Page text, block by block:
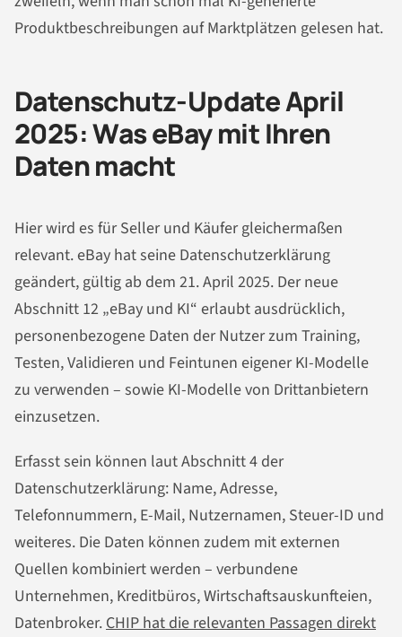
Produktbeschreibungen auf Marktplätzen gelesen hat.
Datenschutz-Update April
2025: Was eBay mit Ihren
Daten macht
Hier wird es für Seller und Käufer gleichermaßen
relevant. eBay hat seine Datenschutzerklärung
geändert, gültig ab dem 21. April 2025. Der neue
Abschnitt 12 „eBay und KI“ erlaubt ausdrücklich,
personenbezogene Daten der Nutzer zum Training,
Testen, Validieren und Feintunen eigener KI-Modelle
zu verwenden – sowie KI-Modelle von Drittanbietern
einzusetzen.
Erfasst sein können laut Abschnitt 4 der
Datenschutzerklärung: Name, Adresse,
Telefonnummern, E-Mail, Nutzernamen, Steuer-ID und
weiteres. Die Daten können zudem mit externen
Quellen kombiniert werden – verbundene
Unternehmen, Kreditbüros, Wirtschaftsauskunfteien,
Datenbroker. CHIP hat die relevanten Passagen direkt